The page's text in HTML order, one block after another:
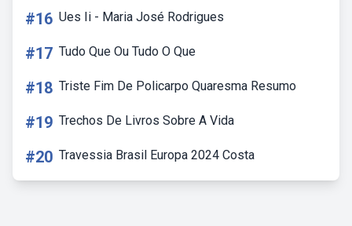
#16 Ues Ii - Maria José Rodrigues
#17 Tudo Que Ou Tudo O Que
#18 Triste Fim De Policarpo Quaresma Resumo
#19 Trechos De Livros Sobre A Vida
#20 Travessia Brasil Europa 2024 Costa